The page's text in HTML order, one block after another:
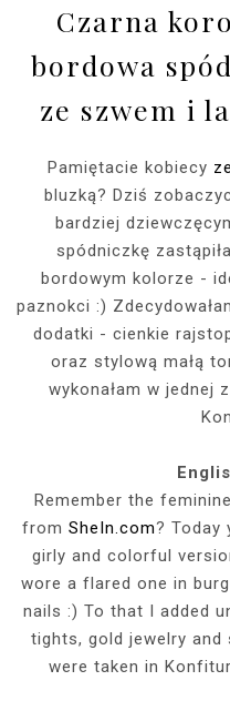
Czarna
bordowa
ze szwem i
Pamiętacie kobiecy
bluzką? Dziś
bardziej
spódniczkę
bordowym kolorze -
paznokci :)
dodatki - cienkie
oraz stylową małą
wykonałam w jednej
Remember the feminine
fromSheIn.com? Today
girly and colorful
wore a flared one in
nails :) To that I added
tights, gold jewelry
were taken in